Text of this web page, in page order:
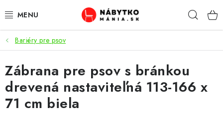
na
VÝPREDAJ
NOVINKY
OBÝVACIA IZBA
Bariéry pre psov
Zábrana pre psov s bránkou
drevená nastaviteľná 113-166 x
71 cm biela